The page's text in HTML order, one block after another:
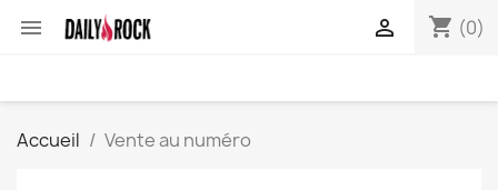
 shopping_cart (0)

Accueil Vente au numéro